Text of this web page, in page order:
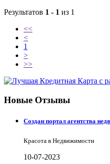
Результатов 1 - 1 из 1
<<
<
1
>
>>
Новые Отзывы
Создан портал агентства
Красота в Недвижимости
10-07-2023